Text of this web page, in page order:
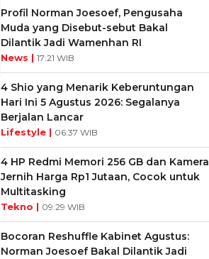
Profil Norman Joesoef, Pengusaha
Muda yang Disebut-sebut Bakal
Dilantik Jadi Wamenhan RI
News | 17:21 WIB
4 Shio yang Menarik Keberuntungan
Hari Ini 5 Agustus 2026: Segalanya
Berjalan Lancar
Lifestyle | 06:37 WIB
4 HP Redmi Memori 256 GB dan Kamera
Jernih Harga Rp1 Jutaan, Cocok untuk
Multitasking
Tekno | 09:29 WIB
Bocoran Reshuffle Kabinet Agustus:
Norman Joesoef Bakal Dilantik Jadi